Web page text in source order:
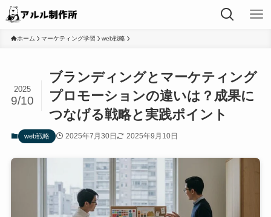
ホーム マーケティング学習 web戦略
ブランディングとマーケティング
プロモーションの違いは？成果に
つなげる戦略と実践ポイント
2025
9/10
web戦略 2025年7月30日 2025年9月10日